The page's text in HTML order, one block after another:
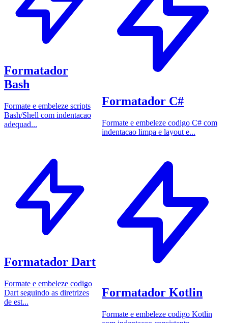
Formatador
Bash
Formate e embeleze scripts
Bash/Shell com indentacao
adequad...
Formatador C#
Formate e embeleze codigo C# com
indentacao limpa e layout e...
Formatador Dart
Formate e embeleze codigo
Dart seguindo as diretrizes
de est...
Formatador Kotlin
Formate e embeleze codigo Kotlin